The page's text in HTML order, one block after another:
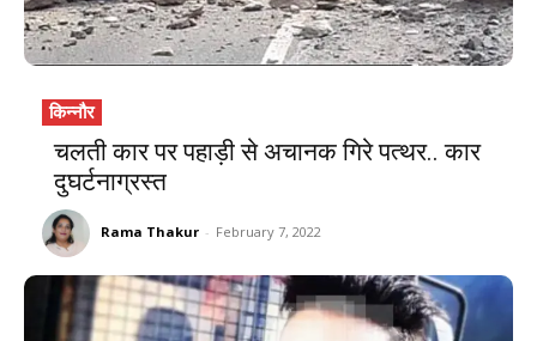
किन्नौर
चलती कार पर पहाड़ी से अचानक गिरे पत्थर.. कार
दुघर्टनाग्रस्त
Rama Thakur - February 7, 2022